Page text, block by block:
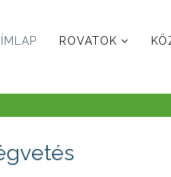
ROVATOK